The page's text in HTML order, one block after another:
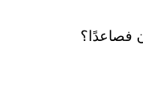
فصاعدًا؟